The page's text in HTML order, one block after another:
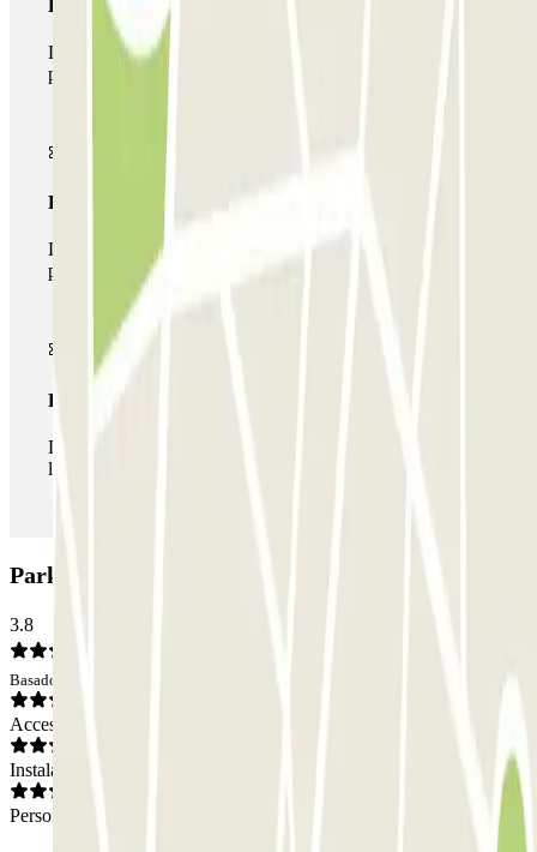
Pase básico
Durante tu estancia podrás entrar y salir una única vez al
parking
Pase multiparking
Durante tu estancia podrás hacer uso de toda la red de
parkings de este operador disponibles en Parclick.
Pase ilimitado
Durante tu estancia podrás entrar y salir del parking todas
las veces que quieras.
Parking ASTA - Prking: Opiniones
3.8
Basado en 6 opiniones
Acceso
Instalaciones
Personal